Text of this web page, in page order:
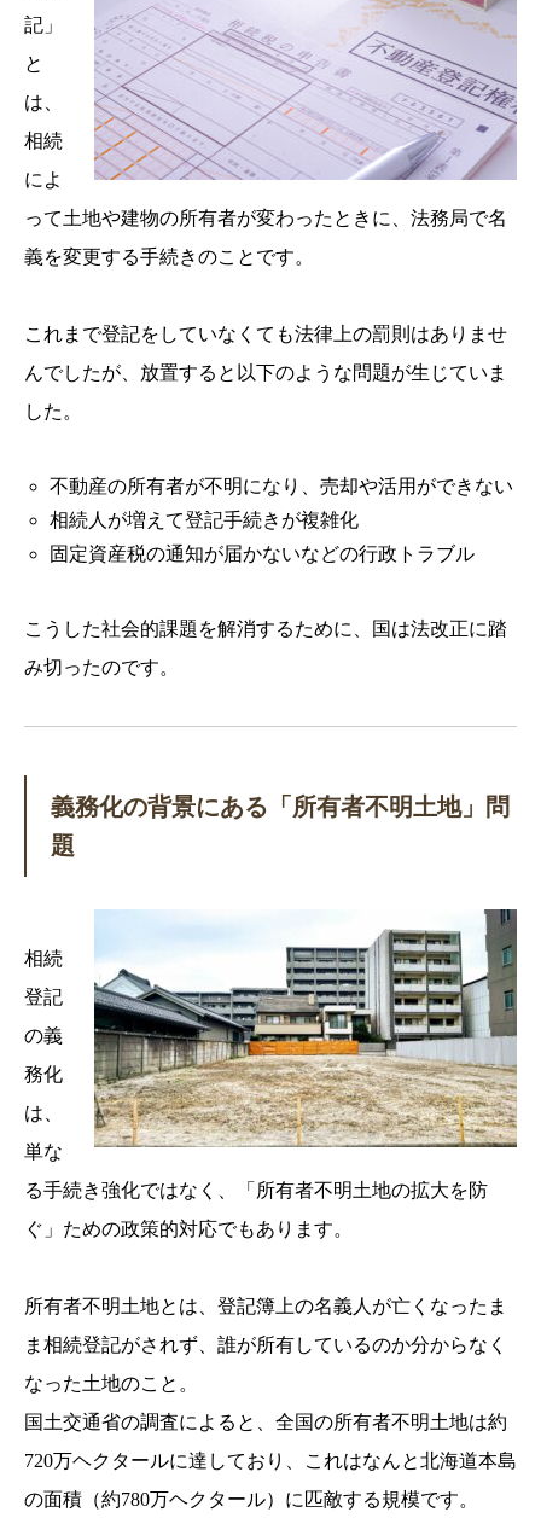
記」
と
は、
相続
によ
って土地や建物の所有者が変わったときに、法務局で名
義を変更する手続きのことです。
これまで登記をしていなくても法律上の罰則はありませ
んでしたが、放置すると以下のような問題が生じていま
した。
不動産の所有者が不明になり、売却や活用ができない
相続人が増えて登記手続きが複雑化
固定資産税の通知が届かないなどの行政トラブル
こうした社会的課題を解消するために、国は法改正に踏
み切ったのです。
義務化の背景にある「所有者不明土地」問
題
相続
登記
の義
務化
は、
単な
る手続き強化ではなく、「所有者不明土地の拡大を防
ぐ」ための政策的対応でもあります。
所有者不明土地とは、登記簿上の名義人が亡くなったま
ま相続登記がされず、誰が所有しているのか分からなく
なった土地のこと。
国土交通省の調査によると、全国の所有者不明土地は約
720万ヘクタールに達しており、これはなんと北海道本島
の面積（約780万ヘクタール）に匹敵する規模です。